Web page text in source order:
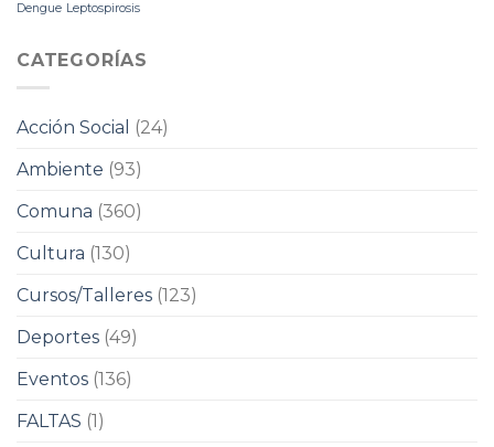
Dengue Leptospirosis
CATEGORÍAS
Acción Social
(24)
Ambiente (93)
Comuna (360)
Cultura (130)
Cursos/Talleres (123)
Deportes (49)
Eventos (136)
FALTAS (1)